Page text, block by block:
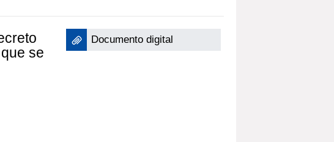
se
Documento digital